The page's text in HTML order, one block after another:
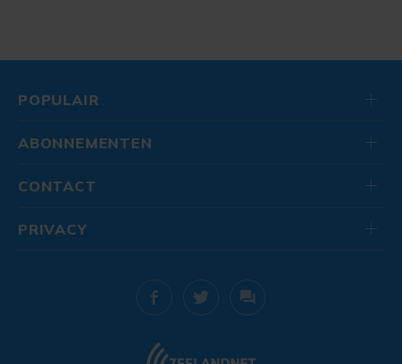
POPULAIR
ABONNEMENTEN
CONTACT
PRIVACY